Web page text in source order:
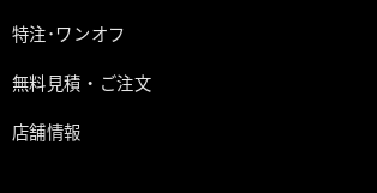
特注･ワンオフ
無料見積・ご注文
店舗情報